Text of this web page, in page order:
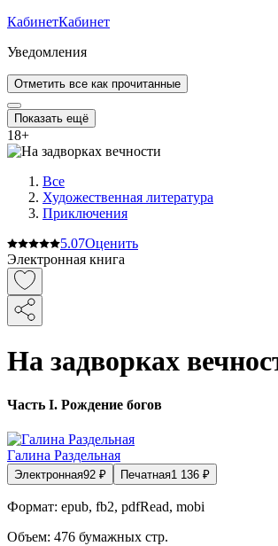
КабинетКабинет
Уведомления
Отметить все как прочитанные
Показать ещё
18+
Все
Художественная литература
Приключения
5.07Оценить
Электронная книга
На задворках
Часть I. Рождение богов
Галина Раздельная
Электронная92 ₽ Печатная1 136 ₽
Формат: epub, fb2, pdfRead, mobi
Объем: 476 бумажных стр.